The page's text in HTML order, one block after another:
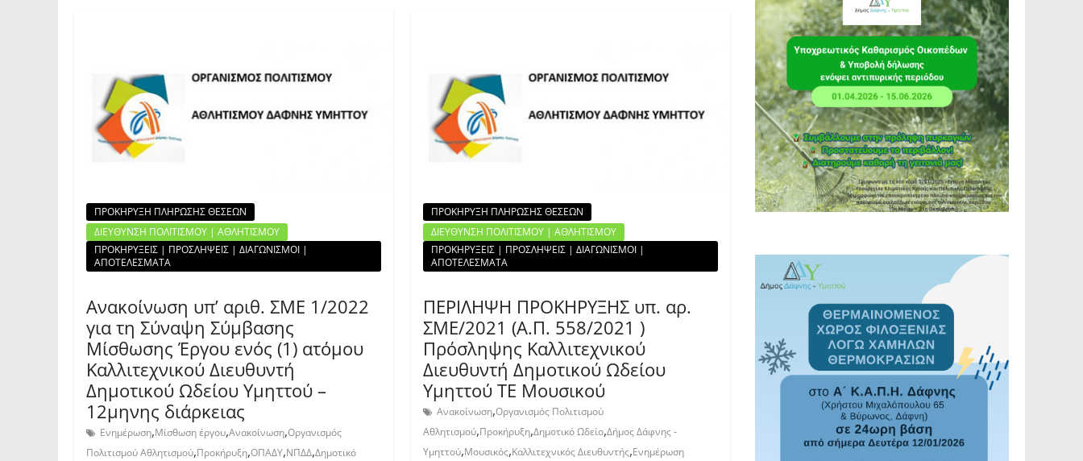
ΠΡΟΚΗΡΥΞΗ ΠΛΗΡΩΣΗΣ ΘΕΣΕΩΝ
ΔΙΕΥΘΥΝΣΗ ΠΟΛΙΤΙΣΜΟΥ | ΑΘΛΗΤΙΣΜΟΥ
ΠΡΟΚΗΡΥΞΕΙΣ | ΠΡΟΣΛΗΨΕΙΣ | ΔΙΑΓΩΝΙΣΜΟΙ |
ΑΠΟΤΕΛΕΣΜΑΤΑ
Ανακοίνωση υπ’ αριθ. ΣΜΕ 1/2022
για τη Σύναψη Σύμβασης
Μίσθωσης Έργου ενός (1) ατόμου
Καλλιτεχνικού Διευθυντή
Δημοτικού Ωδείου Υμηττού –
12μηνης διάρκειας
Ενημέρωση,Μίσθωση έργου,Ανακοίνωση,Οργανισμός
Πολιτισμού Αθλητισμού,Προκήρυξη,ΟΠΑΔΥ,ΝΠΔΔ,Δημοτικό
ΠΡΟΚΗΡΥΞΗ ΠΛΗΡΩΣΗΣ ΘΕΣΕΩΝ
ΔΙΕΥΘΥΝΣΗ ΠΟΛΙΤΙΣΜΟΥ | ΑΘΛΗΤΙΣΜΟΥ
ΠΡΟΚΗΡΥΞΕΙΣ | ΠΡΟΣΛΗΨΕΙΣ | ΔΙΑΓΩΝΙΣΜΟΙ |
ΑΠΟΤΕΛΕΣΜΑΤΑ
ΠΕΡΙΛΗΨΗ ΠΡΟΚΗΡΥΞΗΣ υπ. αρ.
ΣΜΕ/2021 (Α.Π. 558/2021 )
Πρόσληψης Καλλιτεχνικού
Διευθυντή Δημοτικού Ωδείου
Υμηττού ΤΕ Μουσικού
Ανακοίνωση,Οργανισμός Πολιτισμού
Αθλητισμού,Προκήρυξη,Δημοτικό Ωδείο,Δήμος Δάφνης -
Υμηττού,Μουσικός,Καλλιτεχνικός Διευθυντής,Ενημέρωση